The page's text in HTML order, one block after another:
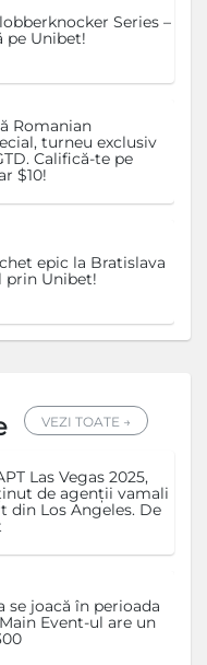
Series –
pe Unibet!
Romanian
turneu exclusiv
Califică-te pe
$10!
epic la Bratislava
prin Unibet!
VEZI TOATE →
Las Vegas 2025,
de agenții vamali
din Los Angeles. De
se joacă în perioada
Event-ul are un